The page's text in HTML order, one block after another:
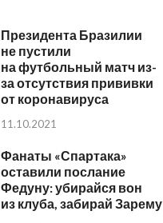
Президента Бразилии
не пустили
на футбольный матч из-
за отсутствия прививки
от коронавируса
11.10.2021
Фанаты «Спартака»
оставили послание
Федуну: убирайся вон
из клуба, забирай Зарему